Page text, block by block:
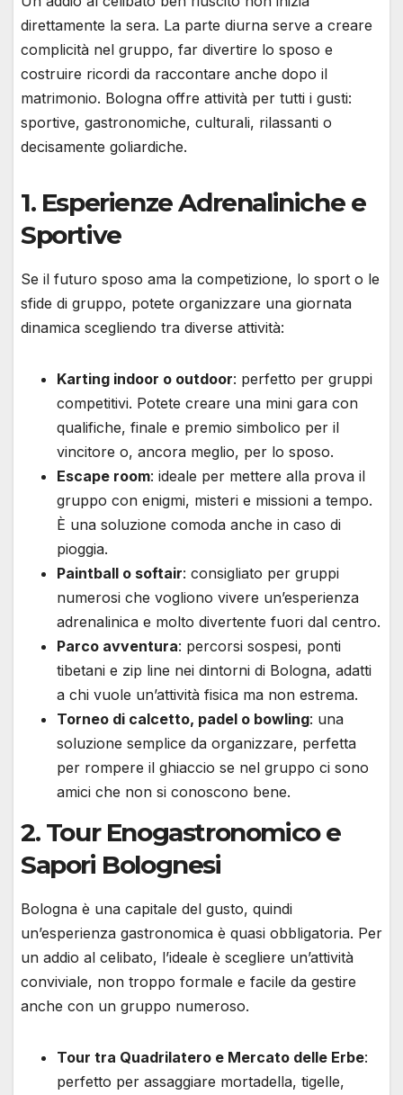
direttamente la sera. La parte diurna serve a creare
complicità nel gruppo, far divertire lo sposo e
costruire ricordi da raccontare anche dopo il
matrimonio. Bologna offre attività per tutti i gusti:
sportive, gastronomiche, culturali, rilassanti o
decisamente goliardiche.
1. Esperienze Adrenaliniche e
Sportive
Se il futuro sposo ama la competizione, lo sport o le
sfide di gruppo, potete organizzare una giornata
dinamica scegliendo tra diverse attività:
Karting indoor o outdoor: perfetto per gruppi
competitivi. Potete creare una mini gara con
qualifiche, finale e premio simbolico per il
vincitore o, ancora meglio, per lo sposo.
Escape room: ideale per mettere alla prova il
gruppo con enigmi, misteri e missioni a tempo.
È una soluzione comoda anche in caso di
pioggia.
Paintball o softair: consigliato per gruppi
numerosi che vogliono vivere un’esperienza
adrenalinica e molto divertente fuori dal centro.
Parco avventura: percorsi sospesi, ponti
tibetani e zip line nei dintorni di Bologna, adatti
a chi vuole un’attività fisica ma non estrema.
Torneo di calcetto, padel o bowling: una
soluzione semplice da organizzare, perfetta
per rompere il ghiaccio se nel gruppo ci sono
amici che non si conoscono bene.
2. Tour Enogastronomico e
Sapori Bolognesi
Bologna è una capitale del gusto, quindi
un’esperienza gastronomica è quasi obbligatoria. Per
un addio al celibato, l’ideale è scegliere un’attività
conviviale, non troppo formale e facile da gestire
anche con un gruppo numeroso.
Tour tra Quadrilatero e Mercato delle Erbe:
perfetto per assaggiare mortadella, tigelle,